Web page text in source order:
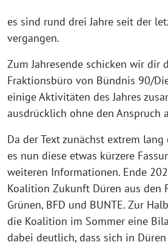
es sind rund drei Jahre seit der
vergangen.
Zum Jahresende schicken wir dir
Fraktionsbüro von Bündnis 90/
einige Aktivitäten des Jahres
ausdrücklich ohne den Anspruch
Da der Text zunächst extrem
es nun diese etwas kürzere
weiteren Informationen. Ende
Koalition Zukunft Düren aus den
Grünen, BFD und BUNTE. Zur
die Koalition im Sommer eine
dabei deutlich, dass sich in